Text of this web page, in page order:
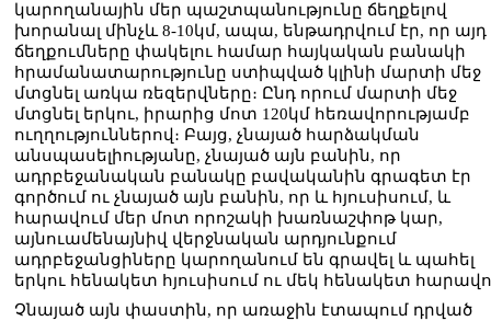
կարողանային մեր պաշտպանությունը ճեղքելով
խորանալ մինչև 8-10կմ, ապա, ենթադրվում էր, որ այդ
ճեղքումները փակելու համար հայկական բանակի
հրամանատարությունը ստիպված կլինի մարտի մեջ
մտցնել առկա ռեզերվները։ Ընդ որում մարտի մեջ
մտցնել երկու, իրարից մոտ 120կմ հեռավորությամբ
ուղղություններով։ Բայց, չնայած հարձակման
անսպասելիությանը, չնայած այն բանին, որ
ադրբեջանական բանակը բավականին գրագետ էր
գործում ու չնայած այն բանին, որ և հյուսիսում, և
հարավում մեր մոտ որոշակի խառնաշփոթ կար,
այնուամենայնիվ վերջնական արդյունքում
ադրբեջանցիները կարողանում են գրավել և պահել
երկու հենակետ հյուսիսում ու մեկ հենակետ
Չնայած այն փաստին, որ առաջին էտապում դրված